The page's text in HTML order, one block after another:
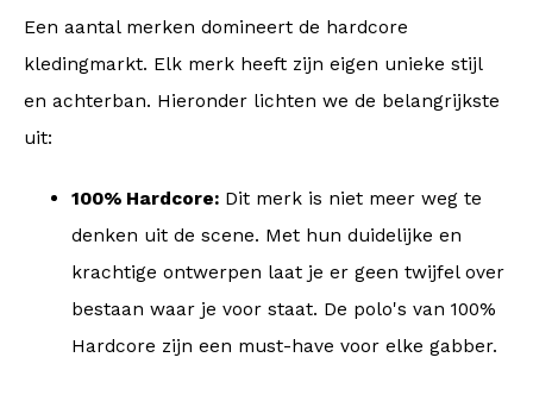
Een aantal merken domineert de hardcore
kledingmarkt. Elk merk heeft zijn eigen unieke stijl
en achterban. Hieronder lichten we de belangrijkste
uit:
100% Hardcore: Dit merk is niet meer weg te
denken uit de scene. Met hun duidelijke en
krachtige ontwerpen laat je er geen twijfel over
bestaan waar je voor staat. De polo's van 100%
Hardcore zijn een must-have voor elke gabber.